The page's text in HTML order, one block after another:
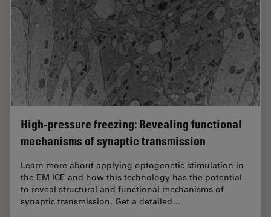
High-pressure freezing: Revealing functional
mechanisms of synaptic transmission
Learn more about applying optogenetic stimulation in
the EM ICE and how this technology has the potential
to reveal structural and functional mechanisms of
synaptic transmission. Get a detailed…